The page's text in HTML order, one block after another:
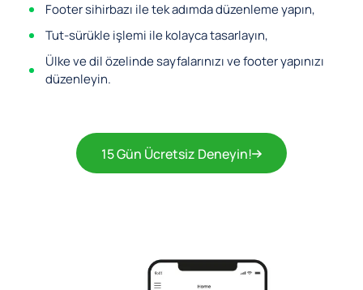
Footer sihirbazı ile tek adımda düzenleme yapın,
Tut-sürükle işlemi ile kolayca tasarlayın,
Ülke ve dil özelinde sayfalarınızı ve footer yapınızı
düzenleyin.
15 Gün Ücretsiz Deneyin!